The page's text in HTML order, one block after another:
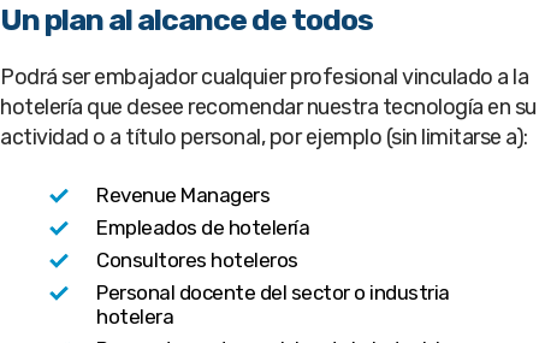
Un plan al alcance de todos
Podrá ser embajador cualquier profesional vinculado a la
hotelería que desee recomendar nuestra tecnología en su
actividad o a título personal, por ejemplo (sin limitarse a):
Revenue Managers
Empleados de hotelería
Consultores hoteleros
Personal docente del sector o industria
hotelera